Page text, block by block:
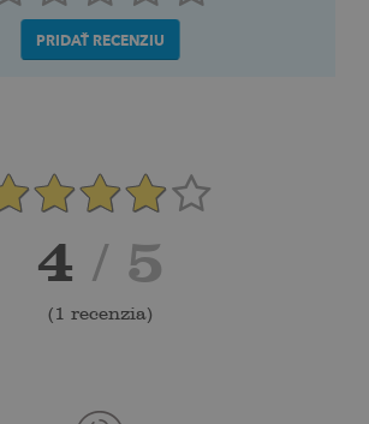
PRIDAŤ RECENZIU
4 / 5
(1 recenzia)